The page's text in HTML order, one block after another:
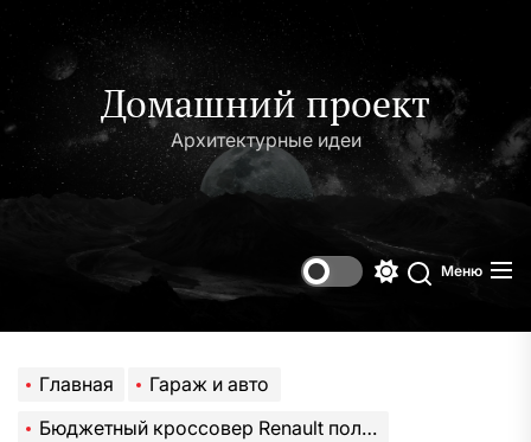
содержимому
Домашний проект
Архитектурные идеи
Поиск
Меню
Главная
Гараж и авто
Бюджетный кроссовер Renault получит литровый трёхцилиндровый турбомотор